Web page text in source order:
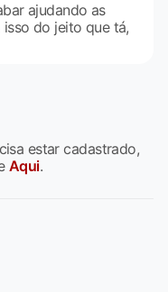
ajudando as
isso do jeito que tá,
estar cadastrado,
Aqui.